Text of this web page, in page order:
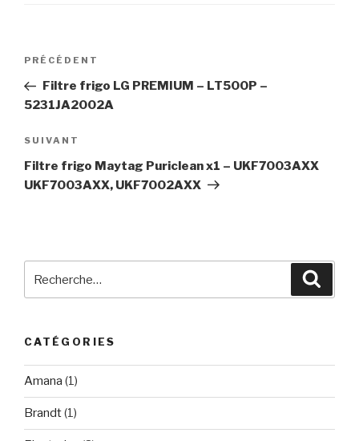
Navigation
l’article
Article
précédent
PRÉCÉDENT
Filtre frigo LG PREMIUM – LT500P –
5231JA2002A
Article
suivant
SUIVANT
Filtre frigo Maytag Puriclean x1 – UKF7003AXX
UKF7003AXX, UKF7002AXX
pour
CATÉGORIES
Amana (1)
Brandt(1)